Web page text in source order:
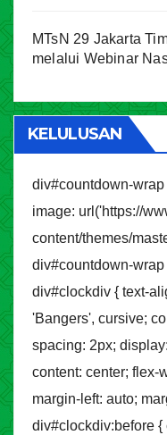
MTsN 29 Jakarta
melalui Webinar
KELULUSAN
div#countdown-
image: url('https://
content/themes/
div#countdown-
div#clockdiv { text-
'Bangers', cursive;
spacing: 2px;
content: center; flex-
margin-left: auto;
div#clockdiv:before